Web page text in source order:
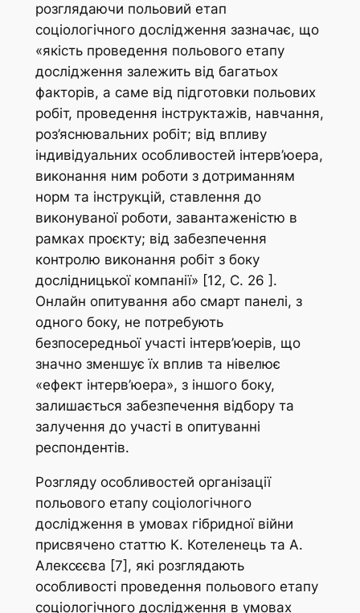
розглядаючи польовий етап
соціологічного дослідження зазначає, що
«якість проведення польового етапу
дослідження залежить від багатьох
факторів, а саме від підготовки польових
робіт, проведення інструктажів, навчання,
роз’яснювальних робіт; від впливу
індивідуальних особливостей інтерв’юера,
виконання ним роботи з дотриманням
норм та інструкцій, ставлення до
виконуваної роботи, завантаженістю в
рамках проєкту; від забезпечення
контролю виконання робіт з боку
дослідницької компанії» [12, С. 26 ].
Онлайн опитування або смарт панелі, з
одного боку, не потребують
безпосередньої участі інтерв’юерів, що
значно зменшує їх вплив та нівелює
«ефект інтерв’юера», з іншого боку,
залишається забезпечення відбору та
залучення до участі в опитуванні
респондентів.
Розгляду особливостей організації
польового етапу соціологічного
дослідження в умовах гібридної війни
присвячено статтю К. Котеленець та А.
Алексєєва [7], які розглядають
особливості проведення польового етапу
соціологічного дослідження в умовах